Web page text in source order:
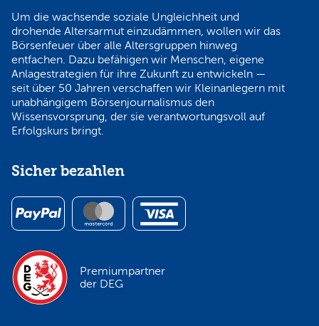
Um die wachsende soziale Ungleichheit und
drohende Altersarmut einzudämmen, wollen wir das
Börsenfeuer über alle Altersgruppen hinweg
entfachen. Dazu befähigen wir Menschen, eigene
Anlagestrategien für ihre Zukunft zu entwickeln —
seit über 50 Jahren verschaffen wir Kleinanlegern mit
unabhängigem Börsenjournalismus den
Wissensvorsprung, der sie verantwortungsvoll auf
Erfolgskurs bringt.
Sicher bezahlen
Premiumpartner
der DEG